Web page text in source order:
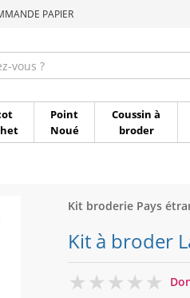
PAPIER
Point
Noué
Coussin à
broder
Kit broderie Pays
Kit à broder
0